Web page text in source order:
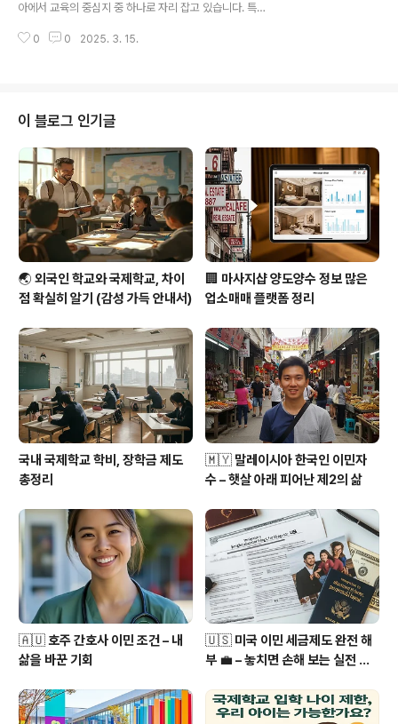
아에서 교육의 중심지 중 하나로 자리 잡고 있습니다. 특히
육 환경을 경험할 수 있는 곳으로 유명합니다. 이곳의 국제
제학교는 단순히 학문적 성취를 넘어 문화적 다양성과 국
제적 시각을 키워주는 데 초점을 맞춥니다. 예를 들어, 방콕
에 거주하는 외국인 가정뿐만 아니라 현지 태국인 학부모
들 사이에서도 인기가 높아지고 있습니다. 이번 글에서는
방콕 국제학교 순위, 방콕 국제학교 학비, 그리고 선택 시
고려해야 할 주요..
0 0 2025. 3. 15.
이 블로그 인기글
🌏 외국인 학교와 국제학교, 차이
점 확실히 알기 (감성 가득 안내서)
🏢 마사지샵 양도양수 정보 많은
업소매매 플랫폼 정리
국내 국제학교 학비, 장학금 제도
총정리
🇲🇾 말레이시아 한국인 이민자
수 – 햇살 아래 피어난 제2의 삶
🇦🇺 호주 간호사 이민 조건 – 내
삶을 바꾼 기회
🇺🇸 미국 이민 세금제도 완전 해
부 💼 – 놓치면 손해 보는 실전 가